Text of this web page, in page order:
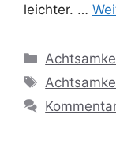
leichter. …
Kategorien